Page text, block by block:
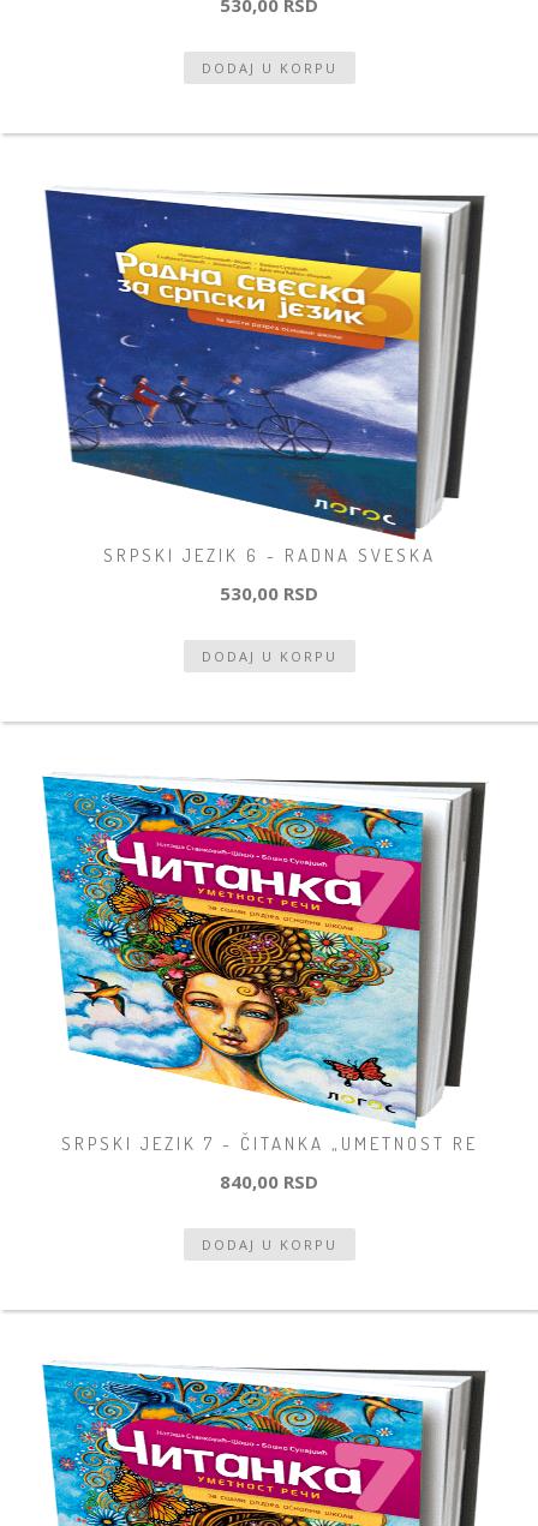
SRPSKI JEZIK 6 - RADNA SVESKA
530,00 RSD
SRPSKI JEZIK 7 - ČITANKA „UMETNOST RE
840,00 RSD